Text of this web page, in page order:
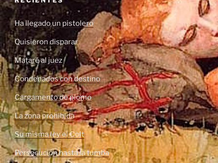
Ha llegado un pistolero
Quisieron disparar
Mataré al juez
Condenados con destino
Cargamento de plomo
La zona prohibida
Su misma ley el Colt
Persecución hasta la tumba